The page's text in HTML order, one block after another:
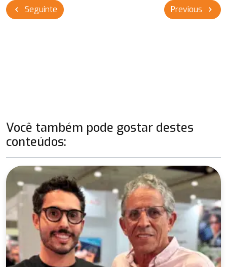
Navegação
de
Previous chevron_right
chevron_left Seguinte
Você também pode gostar destes
conteúdos: